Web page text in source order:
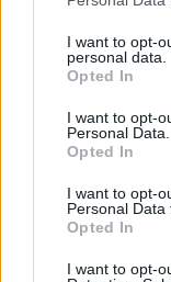
I want to opt-
personal data.
Opted In
I want to opt-
Personal Data.
Opted In
I want to opt-
Personal Data
Opted In
I want to opt-